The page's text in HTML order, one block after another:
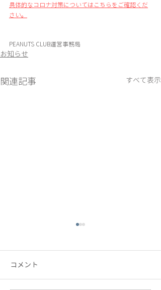
具体的なコロナ対策についてはこちらをご確認くだ
さい。
PEANUTS CLUB運営事務局
お知らせ
関連記事 すべて表示
コメント